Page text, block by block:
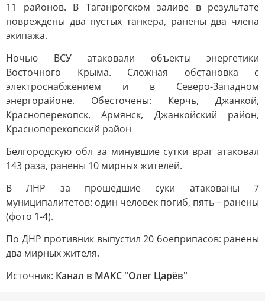
11 районов. В Таганрогском заливе в результате
повреждены два пустых танкера, ранены два члена
экипажа.
Ночью ВСУ атаковали объекты энергетики
Восточного Крыма. Сложная обстановка с
электроснабжением и в Северо-Западном
энергорайоне. Обесточены: Керчь, Джанкой,
Красноперекопск, Армянск, Джанкойский район,
Красноперекопский район
Белгородскую обл за минувшие сутки враг атаковал
143 раза, ранены 10 мирных жителей.
В ЛНР за прошедшие суки атакованы 7
муниципалитетов: один человек погиб, пять – ранены
(фото 1-4).
По ДНР противник выпустил 20 боеприпасов: ранены
два мирных жителя.
Источник: Канал в МАКС "Олег Царёв"